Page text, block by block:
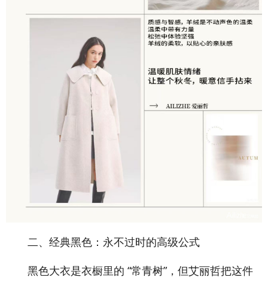
二、经典黑色：永不过时的高级公式
黑色大衣是衣橱里的 “常青树”，但艾丽哲把这件